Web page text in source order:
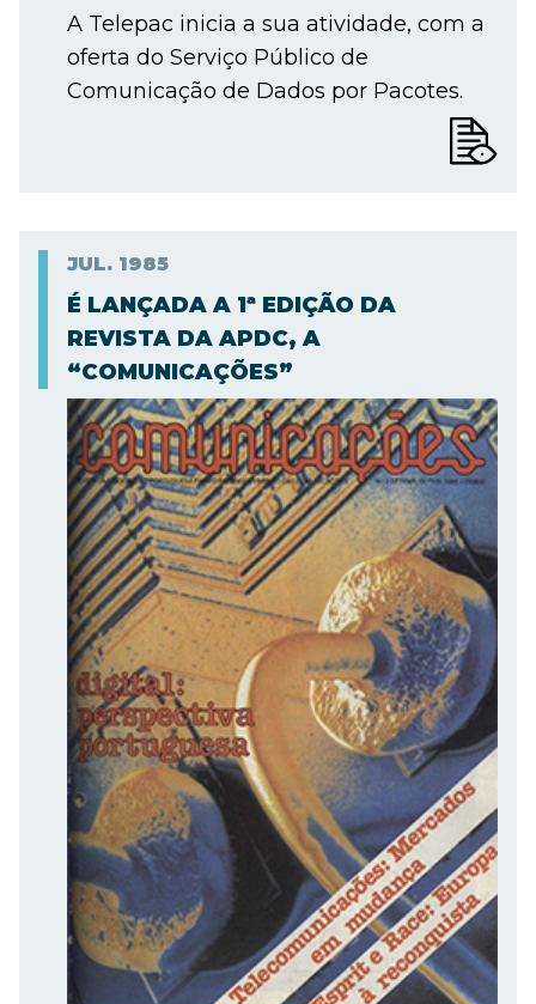
A Telepac inicia a sua atividade, com a
oferta do Serviço Público de
Comunicação de Dados por Pacotes.
JUL. 1985
É LANÇADA A 1ª EDIÇÃO DA
REVISTA DA APDC, A
“COMUNICAÇÕES”